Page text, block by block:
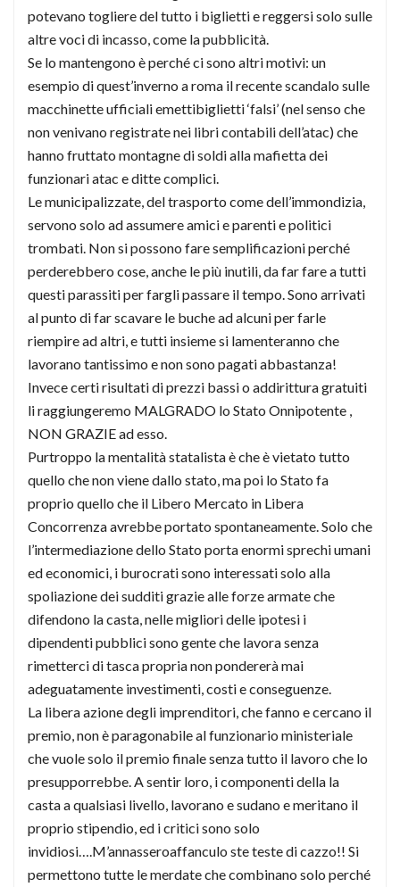
potevano togliere del tutto i biglietti e reggersi solo sulle
altre voci di incasso, come la pubblicità.
Se lo mantengono è perché ci sono altri motivi: un
esempio di quest’inverno a roma il recente scandalo sulle
macchinette ufficiali emettibiglietti ‘falsi’ (nel senso che
non venivano registrate nei libri contabili dell’atac) che
hanno fruttato montagne di soldi alla mafietta dei
funzionari atac e ditte complici.
Le municipalizzate, del trasporto come dell’immondizia,
servono solo ad assumere amici e parenti e politici
trombati. Non si possono fare semplificazioni perché
perderebbero cose, anche le più inutili, da far fare a tutti
questi parassiti per fargli passare il tempo. Sono arrivati
al punto di far scavare le buche ad alcuni per farle
riempire ad altri, e tutti insieme si lamenteranno che
lavorano tantissimo e non sono pagati abbastanza!
Invece certi risultati di prezzi bassi o addirittura gratuiti
li raggiungeremo MALGRADO lo Stato Onnipotente ,
NON GRAZIE ad esso.
Purtroppo la mentalità statalista è che è vietato tutto
quello che non viene dallo stato, ma poi lo Stato fa
proprio quello che il Libero Mercato in Libera
Concorrenza avrebbe portato spontaneamente. Solo che
l’intermediazione dello Stato porta enormi sprechi umani
ed economici, i burocrati sono interessati solo alla
spoliazione dei sudditi grazie alle forze armate che
difendono la casta, nelle migliori delle ipotesi i
dipendenti pubblici sono gente che lavora senza
rimetterci di tasca propria non pondererà mai
adeguatamente investimenti, costi e conseguenze.
La libera azione degli imprenditori, che fanno e cercano il
premio, non è paragonabile al funzionario ministeriale
che vuole solo il premio finale senza tutto il lavoro che lo
presupporrebbe. A sentir loro, i componenti della la
casta a qualsiasi livello, lavorano e sudano e meritano il
proprio stipendio, ed i critici sono solo
invidiosi….M’annasseroaffanculo ste teste di cazzo!! Si
permettono tutte le merdate che combinano solo perché